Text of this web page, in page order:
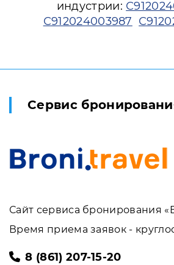
индустрии:
С912024003987
Сервис
Сайт сервиса бронирования
Время приема заявок -
8 (861) 207-15-20